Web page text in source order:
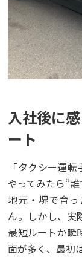
入社後に
ート
「タクシー運
やってみたら“
地元・堺で育
ん。しかし、実
最短ルートか瞬
面が多く、最初